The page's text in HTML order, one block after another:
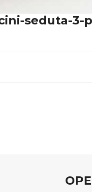
seduta-3-